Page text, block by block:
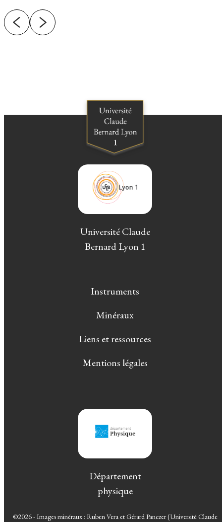
Université Claude
Bernard Lyon 1
Instruments
Minéraux
Liens et ressources
Mentions légales
Département
physique
©2026 - Images minéraux : Ruben Vera et Gérard Panczer (Université Claude